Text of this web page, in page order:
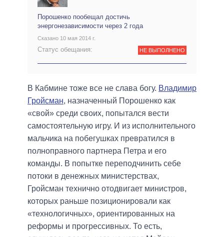
Порошенко пообещал достичь
энергонезависимости через 2 года
Сказано 10 мая 2014 г.
Статус обещания: НЕ ВЫПОЛНЕНО
В Кабмине тоже все не слава богу. Владимир
Гройсман, назначенный Порошенко как
«свой» среди своих, попытался вести
самостоятельную игру. И из исполнительного
мальчика на побегушках превратился в
полноправного партнера Петра и его
команды. В попытке переподчинить себе
потоки в денежных министерствах,
Гройсман технично отодвигает министров,
которых раньше позиционировали как
«технологичных», ориентированных на
реформы и прогрессивных. То есть,